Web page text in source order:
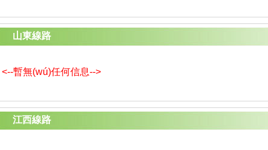
山東線路
<--暫無(wú)任何信息-->
江西線路